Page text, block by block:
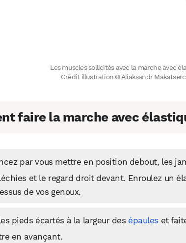
Les muscles sollicités avec la marche avec
Crédit illustration © Aliaksandr
faire la marche avec
par vous mettre en position debout, les
et le regard droit devant. Enroulez un
de vos genoux.
pieds écartés à la largeur des épaules et
en avançant.